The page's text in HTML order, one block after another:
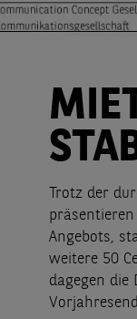
Trotz der
Angebots,
weitere 50
dagegen die